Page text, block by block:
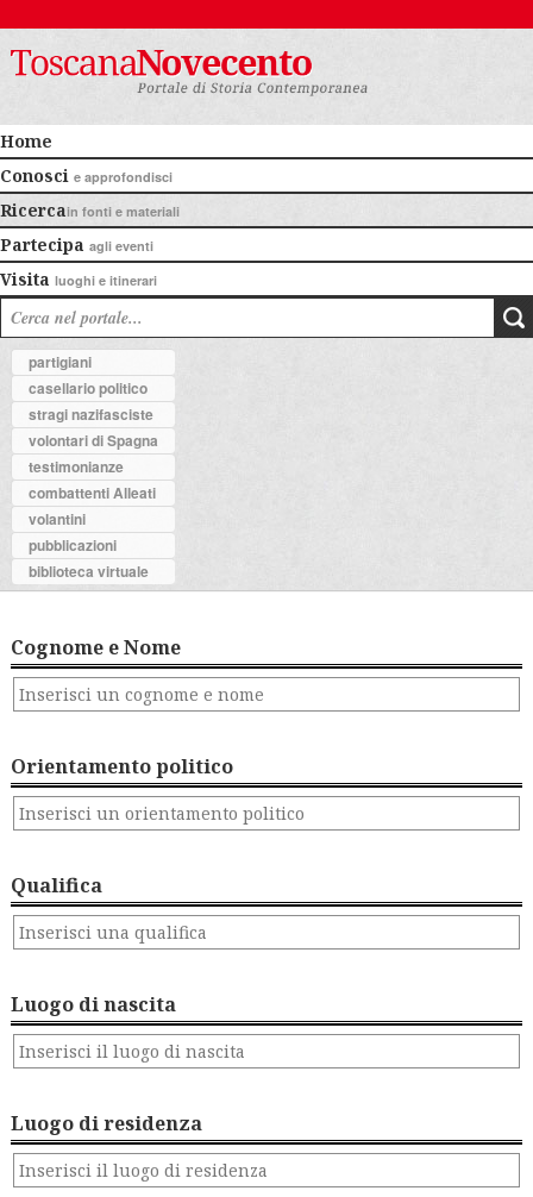
Home
Conosci e approfondisci
Ricercain fonti e materiali
Partecipa agli eventi
Visita luoghi e itinerari
partigiani
casellario politico
stragi nazifasciste
volontari di Spagna
testimonianze
combattenti Alleati
volantini
pubblicazioni
biblioteca virtuale
Cognome e Nome
Orientamento politico
Qualifica
Luogo di nascita
Luogo di residenza